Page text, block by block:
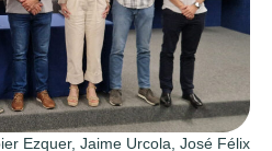
Ezquer, Jaime Urcola, José Félix